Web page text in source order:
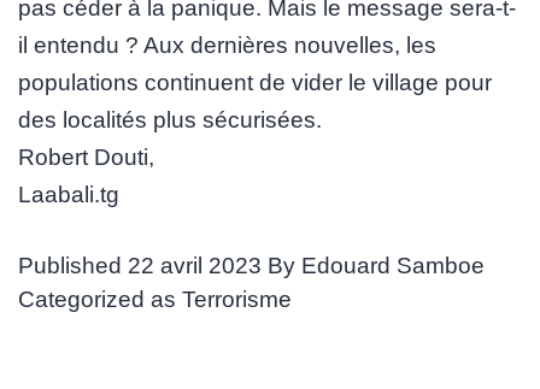
pas céder à la panique. Mais le message sera-t-
il entendu ? Aux dernières nouvelles, les
populations continuent de vider le village pour
des localités plus sécurisées.
Robert Douti,
Laabali.tg
Published 22 avril 2023 By Edouard Samboe
Categorized as Terrorisme